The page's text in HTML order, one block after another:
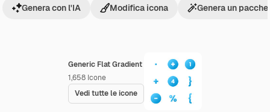
Generic Flat Gradient
1,658 Icone
Vedi tutte le icone
Genera con l'IA Modifica icona Genera un